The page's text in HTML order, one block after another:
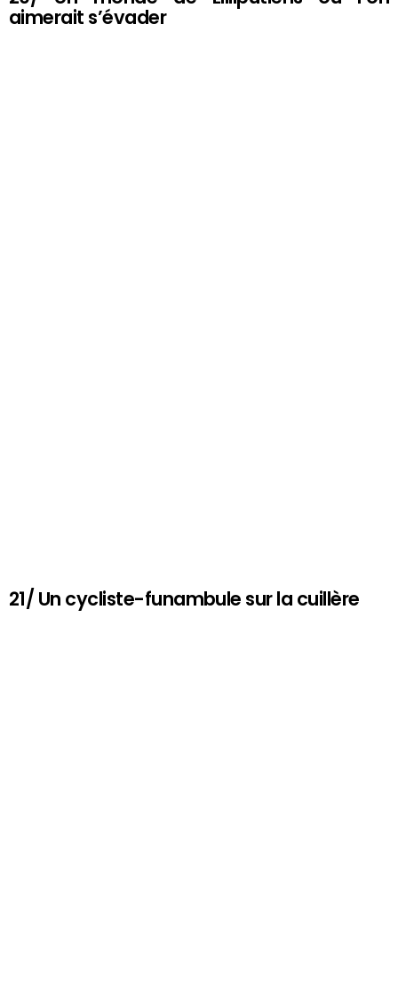
aimerait s’évader
21/ Un cycliste-funambule sur la cuillère